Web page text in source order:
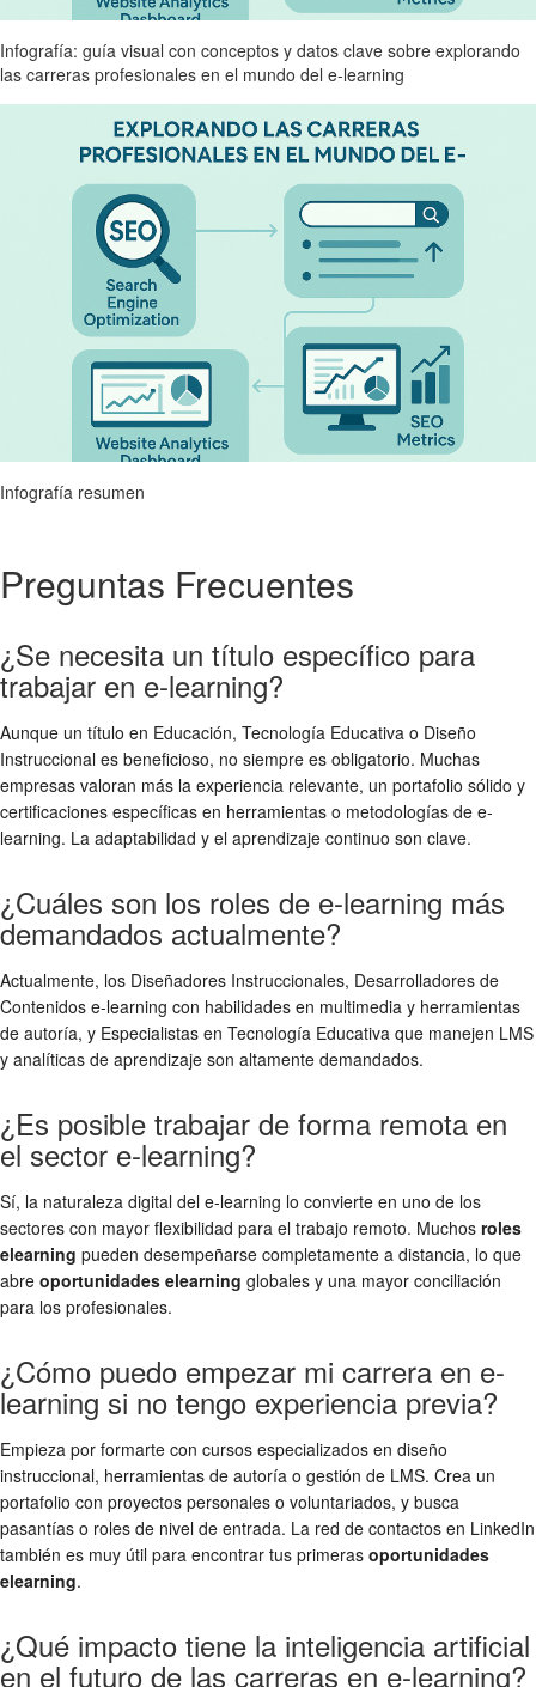
Infografía: guía visual con conceptos y datos clave sobre explorando
las carreras profesionales en el mundo del e-learning
Infografía resumen
Preguntas Frecuentes
¿Se necesita un título específico para
trabajar en e-learning?
Aunque un título en Educación, Tecnología Educativa o Diseño
Instruccional es beneficioso, no siempre es obligatorio. Muchas
empresas valoran más la experiencia relevante, un portafolio sólido y
certificaciones específicas en herramientas o metodologías de e-
learning. La adaptabilidad y el aprendizaje continuo son clave.
¿Cuáles son los roles de e-learning más
demandados actualmente?
Actualmente, los Diseñadores Instruccionales, Desarrolladores de
Contenidos e-learning con habilidades en multimedia y herramientas
de autoría, y Especialistas en Tecnología Educativa que manejen LMS
y analíticas de aprendizaje son altamente demandados.
¿Es posible trabajar de forma remota en
el sector e-learning?
Sí, la naturaleza digital del e-learning lo convierte en uno de los
sectores con mayor flexibilidad para el trabajo remoto. Muchos roles
elearning pueden desempeñarse completamente a distancia, lo que
abre oportunidades elearning globales y una mayor conciliación
para los profesionales.
¿Cómo puedo empezar mi carrera en e-
learning si no tengo experiencia previa?
Empieza por formarte con cursos especializados en diseño
instruccional, herramientas de autoría o gestión de LMS. Crea un
portafolio con proyectos personales o voluntariados, y busca
pasantías o roles de nivel de entrada. La red de contactos en LinkedIn
también es muy útil para encontrar tus primeras oportunidades
elearning.
¿Qué impacto tiene la inteligencia artificial
en el futuro de las carreras en e-learning?